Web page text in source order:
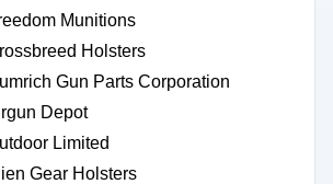
Munitions
Holsters
Gun Parts Corporation
Depot
Limited
Gear Holsters